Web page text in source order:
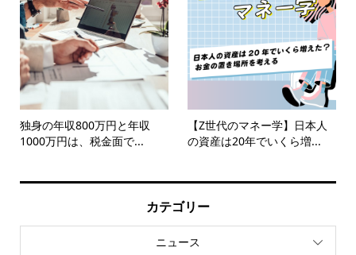
独身の年収800万円と年収
1000万円は、税金面で...
【Z世代のマネー学】日本人
の資産は20年でいくら増...
カテゴリー
ニュース